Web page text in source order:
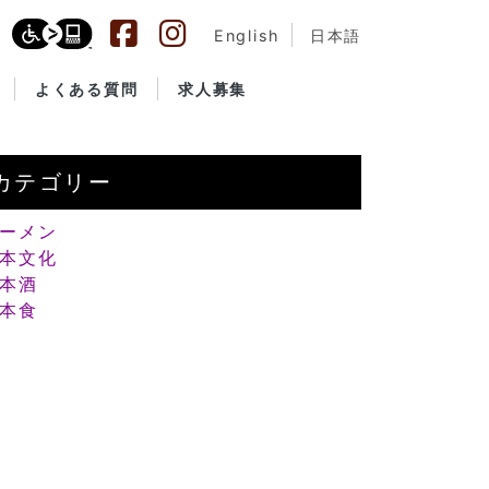
English 日本語
よくある質問 求人募集
テゴリー
メン
文化
酒
食